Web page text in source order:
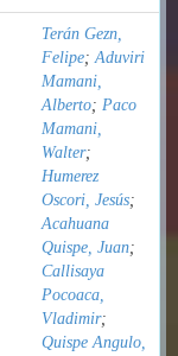
Terán Gezn,
Felipe;Aduviri
Mamani,
Alberto; Paco
Mamani,
Walter;
Humerez
Oscori, Jesús;
Acahuana
Quispe, Juan;
Callisaya
Pocoaca,
Vladimir;
Quispe Angulo,